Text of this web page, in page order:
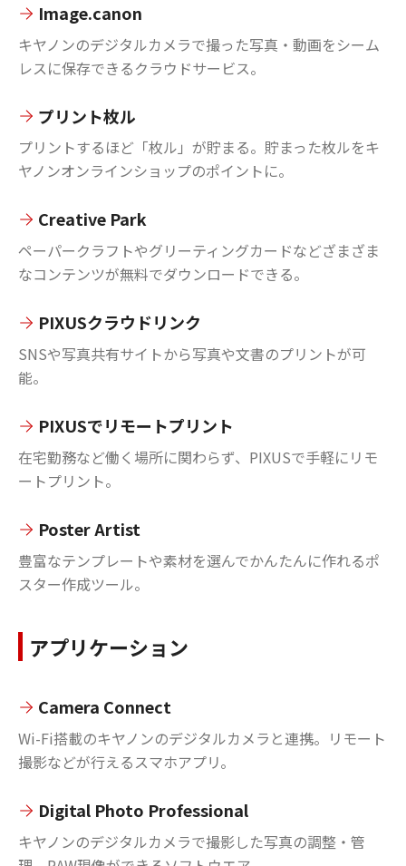
Image.canon
キヤノンのデジタルカメラで撮った写真・動画をシーム
レスに保存できるクラウドサービス。
プリント枚ル
プリントするほど「枚ル」が貯まる。貯まった枚ルをキ
ヤノンオンラインショップのポイントに。
Creative Park
ペーパークラフトやグリーティングカードなどざまざま
なコンテンツが無料でダウンロードできる。
PIXUSクラウドリンク
SNSや写真共有サイトから写真や文書のプリントが可
能。
PIXUSでリモートプリント
在宅勤務など働く場所に関わらず、PIXUSで手軽にリモ
ートプリント。
Poster Artist
豊富なテンプレートや素材を選んでかんたんに作れるポ
スター作成ツール。
アプリケーション
Camera Connect
Wi-Fi搭載のキヤノンのデジタルカメラと連携。リモート
撮影などが行えるスマホアプリ。
Digital Photo Professional
キヤノンのデジタルカメラで撮影した写真の調整・管